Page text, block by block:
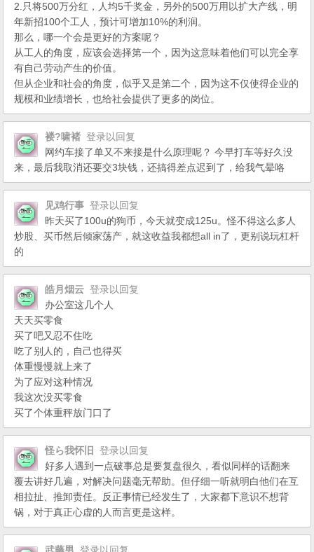
2.只将500万分红，人均5千奖金，另外的500万用以扩大产线，明
年新招100个工人，预计可增加10%的利润。
那么，哪一个会是更好的方案呢？
从工人的角度，应该会选择第一个，因为这意味着他们可以完全享
有自己劳动产生的价值。
但从企业和社会的角度，似乎又是第二个，因为这不仅使得企业的
规模和业绩增长，也给社会提供了更多的岗位。
褛?啸褚 登录以回复
网约车接了单又不来接是什么原理呢？ 今早打车等好久没
来，最后我取消还要交3块钱，还搞得差点迟到了，给我气晕咯
见鸡行事 登录以回复
昨天买了100u的狗币，今天就变成125u。怪不得这么多人
炒股、买币然后倾家荡产，就这收益我都想all in了，更别说玩杠杆
的
皓月烟云 登录以回复
办公室这几个人
天天买零食
买了吧又忍不住吃
吃了别人的，自己也得买
体重慢慢就上来了
为了应对这种情况
我这次没买零食
买了个体重秤放门口了
怪ら我怀旧
登录以回复
好多人遇到一点破事总是要复盘很久，看似同样的话翻来
覆去讲好几遍，对解决问题毫无帮助。但仔细一听就明白他们在互
相拉扯、推卸责任。反正事情已经发生了，大家都下意识不想背
锅，对于真正心虚的人而言更是这样。